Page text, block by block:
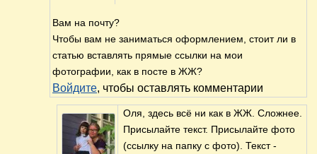
Вам на почту?
Чтобы вам не заниматься оформлением, стоит ли в
статью вставлять прямые ссылки на мои
фотографии, как в посте в ЖЖ?
Войдите, чтобы оставлять комментарии
Оля, здесь всё ни как в ЖЖ. Сложнее.
Присылайте текст. Присылайте фото
(ссылку на папку с фото). Текст -